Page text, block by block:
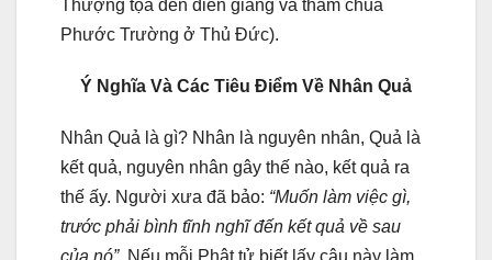
Thượng tọa đến diễn giảng và thăm chùa
Phước Trường ở Thủ Ðức).
Ý Nghĩa Và Các Tiêu Ðiểm Về Nhân Quả
Nhân Quả là gì? Nhân là nguyên nhân, Quả là
kết quả, nguyên nhân gây thế nào, kết quả ra
thế ấy. Người xưa đã bảo: “Muốn làm việc gì,
trước phải bình tĩnh nghĩ đến kết quả về sau
của nó”. Nếu mỗi Phật tử biết lấy câu này làm